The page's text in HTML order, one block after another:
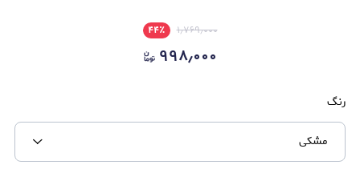
۱٫۷۶۹٫۰۰۰ ۴۴٪
۹۹۸٫۰۰۰
رنگ
مشکی